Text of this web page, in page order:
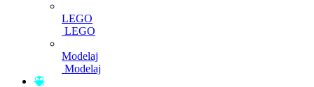
LEGO
LEGO
Modelaj
Modelaj